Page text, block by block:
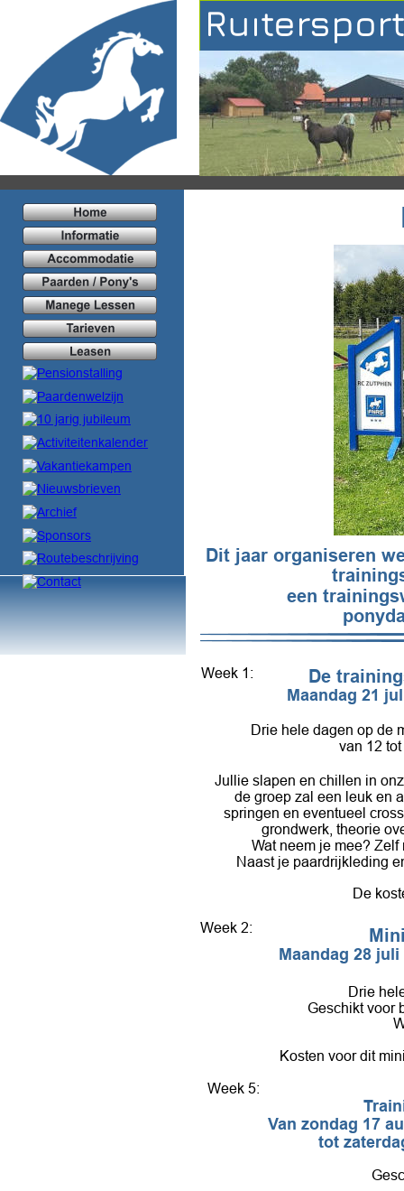
Dit jaar organiseren
een
De
Maandag 21
Drie hele dagen op de
van 12
Jullie slapen en chillen in
de groep zal een leuk en
springen en eventueel
grondwerk, theorie
Wat neem je mee?
Naast je paardrijkleding
De
Maandag 28
Drie
Geschikt voor
Kosten voor dit
Week 5:
Van zondag 17
tot
Week 1:
Week 2: